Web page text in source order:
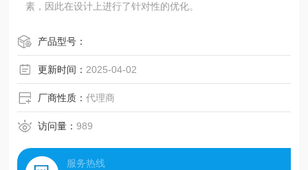
素，因此在设计上进行了针对性的优化。
产品型号：
更新时间： 2025-04-02
厂商性质：代理商
访问量：989
服务热线